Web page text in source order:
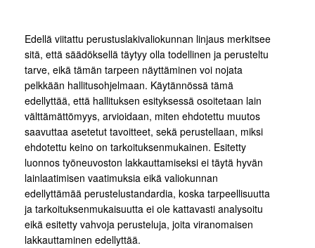
Edellä viitattu perustuslakivaliokunnan linjaus merkitsee
sitä, että säädöksellä täytyy olla todellinen ja perusteltu
tarve, eikä tämän tarpeen näyttäminen voi nojata
pelkkään hallitusohjelmaan. Käytännössä tämä
edellyttää, että hallituksen esityksessä osoitetaan lain
välttämättömyys, arvioidaan, miten ehdotettu muutos
saavuttaa asetetut tavoitteet, sekä perustellaan, miksi
ehdotettu keino on tarkoituksenmukainen. Esitetty
luonnos työneuvoston lakkauttamiseksi ei täytä hyvän
lainlaatimisen vaatimuksia eikä valiokunnan
edellyttämää perustelustandardia, koska tarpeellisuutta
ja tarkoituksenmukaisuutta ei ole kattavasti analysoitu
eikä esitetty vahvoja perusteluja, joita viranomaisen
lakkauttaminen edellyttää.